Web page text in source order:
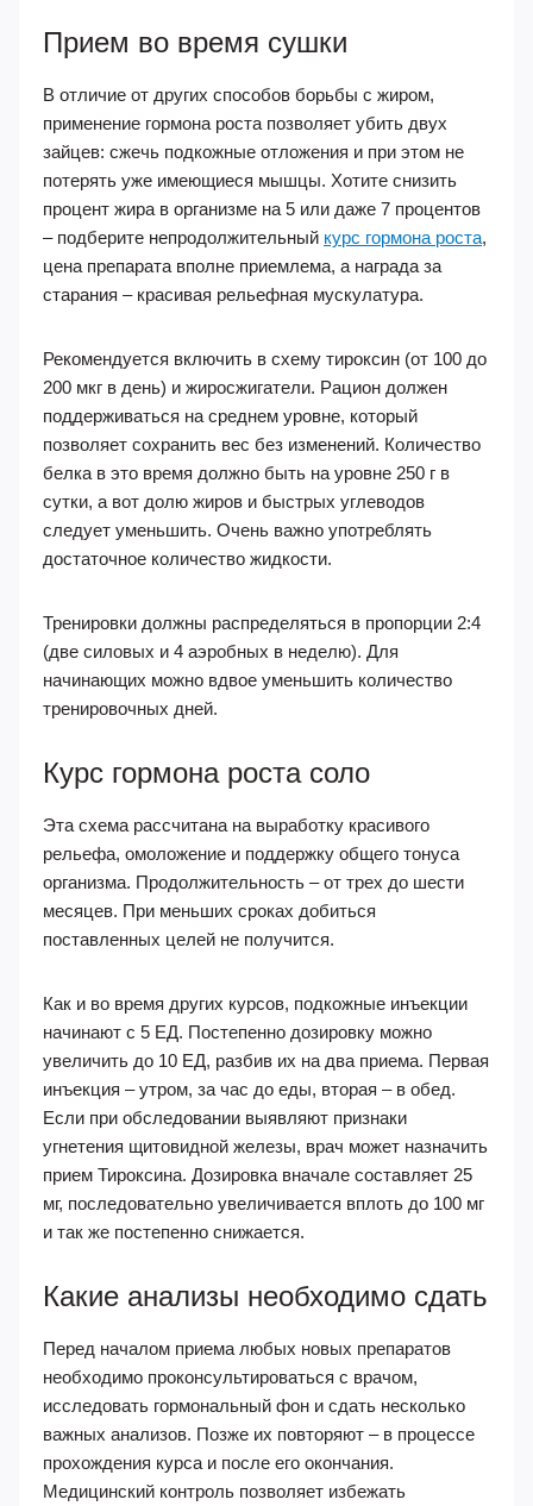
Прием во время сушки
В отличие от других способов борьбы с жиром,
применение гормона роста позволяет убить двух
зайцев: сжечь подкожные отложения и при этом не
потерять уже имеющиеся мышцы. Хотите снизить
процент жира в организме на 5 или даже 7 процентов
– подберите непродолжительный курс гормона роста,
цена препарата вполне приемлема, а награда за
старания – красивая рельефная мускулатура.
Рекомендуется включить в схему тироксин (от 100 до
200 мкг в день) и жиросжигатели. Рацион должен
поддерживаться на среднем уровне, который
позволяет сохранить вес без изменений. Количество
белка в это время должно быть на уровне 250 г в
сутки, а вот долю жиров и быстрых углеводов
следует уменьшить. Очень важно употреблять
достаточное количество жидкости.
Тренировки должны распределяться в пропорции 2:4
(две силовых и 4 аэробных в неделю). Для
начинающих можно вдвое уменьшить количество
тренировочных дней.
Курс гормона роста соло
Эта схема рассчитана на выработку красивого
рельефа, омоложение и поддержку общего тонуса
организма. Продолжительность – от трех до шести
месяцев. При меньших сроках добиться
поставленных целей не получится.
Как и во время других курсов, подкожные инъекции
начинают с 5 ЕД. Постепенно дозировку можно
увеличить до 10 ЕД, разбив их на два приема. Первая
инъекция – утром, за час до еды, вторая – в обед.
Если при обследовании выявляют признаки
угнетения щитовидной железы, врач может назначить
прием Тироксина. Дозировка вначале составляет 25
мг, последовательно увеличивается вплоть до 100 мг
и так же постепенно снижается.
Какие анализы необходимо сдать
Перед началом приема любых новых препаратов
необходимо проконсультироваться с врачом,
исследовать гормональный фон и сдать несколько
важных анализов. Позже их повторяют – в процессе
прохождения курса и после его окончания.
Медицинский контроль позволяет избежать